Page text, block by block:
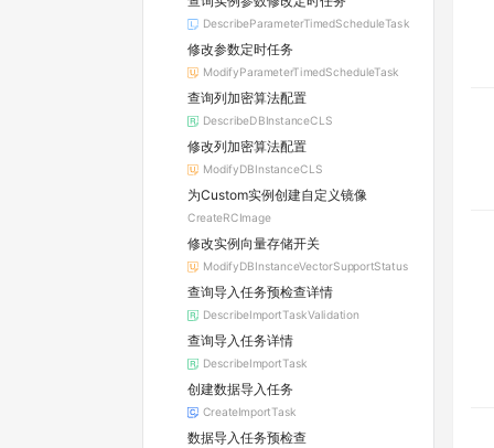
DescribeParameterTimedScheduleTask
修改参数定时任务
ModifyParameterTimedScheduleTask
查询列加密算法配置
DescribeDBInstanceCLS
修改列加密算法配置
ModifyDBInstanceCLS
为Custom实例创建自定义镜像
CreateRCImage
修改实例向量存储开关
ModifyDBInstanceVectorSupportStatus
查询导入任务预检查详情
DescribeImportTaskValidation
查询导入任务详情
DescribeImportTask
创建数据导入任务
CreateImportTask
数据导入任务预检查